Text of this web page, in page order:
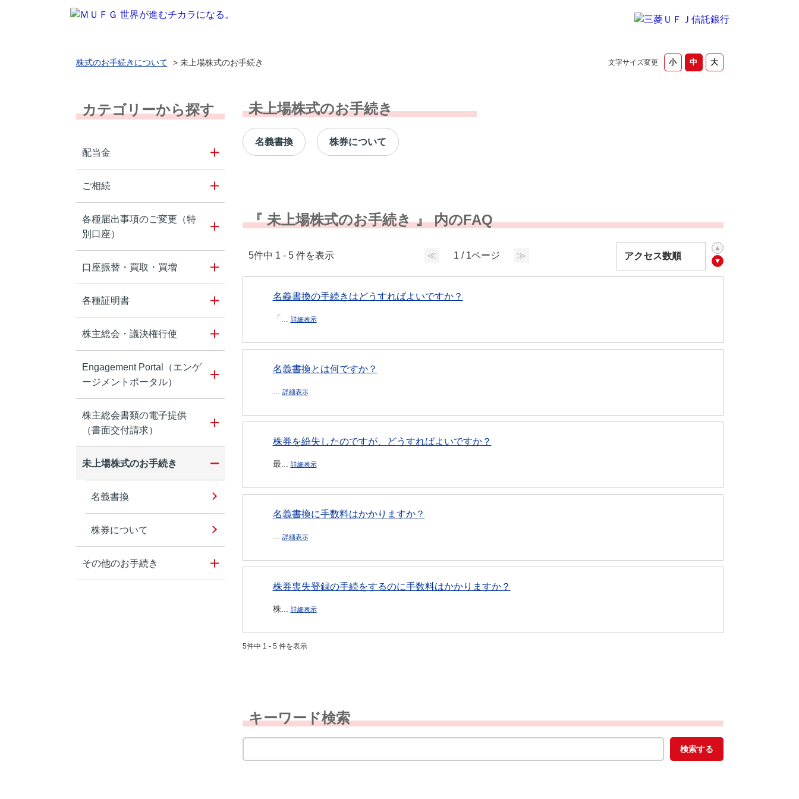
文字サイズ変更
株式のお手続きについて > 未上場株式のお手続き
カテゴリーから探す
配当金
ご相続
各種届出事項のご変更（特
別口座）
口座振替・買取・買増
各種証明書
株主総会・議決権行使
Engagement Portal（エンゲ
ージメントポータル）
株主総会書類の電子提供
（書面交付請求）
未上場株式のお手続き
名義書換
株券について
その他のお手続き
未上場株式のお手続き
名義書換 株券について
『 未上場株式のお手続き 』 内のFAQ
5件中 1 - 5 件を表示 ≪ 1 / 1ページ ≫
名義書換の手続きはどうすればよいですか？
「... 詳細表示
名義書換とは何ですか？
... 詳細表示
株券を紛失したのですが、どうすればよいですか？
最... 詳細表示
名義書換に手数料はかかりますか？
... 詳細表示
株券喪失登録の手続をするのに手数料はかかりますか？
株... 詳細表示
5件中 1 - 5 件を表示
キーワード検索